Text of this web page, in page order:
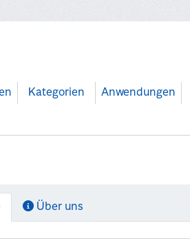
Kategorien Anwendungen
Über uns